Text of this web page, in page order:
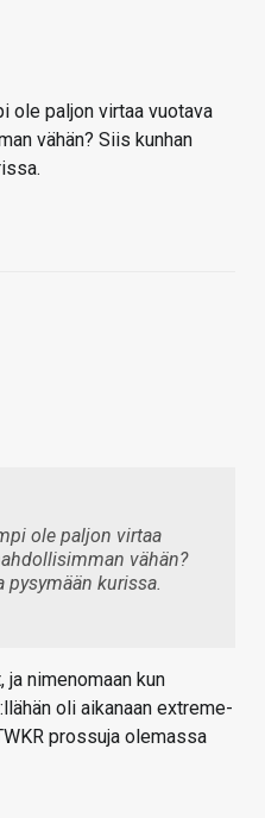
ole paljon virtaa vuotava
vähän? Siis kunhan
ole paljon virtaa
vähän?
kurissa.
ja nimenomaan kun
oli aikanaan extreme-
prossuja olemassa